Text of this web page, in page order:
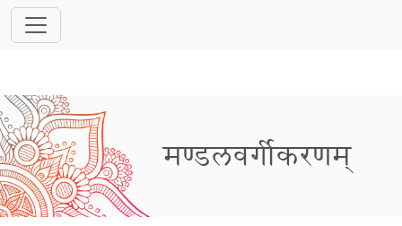
मण्डलवर्गीकरणम्